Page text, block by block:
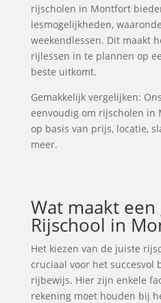
rijscholen in Montfort
lesmogelijkheden,
weekendlessen. Dit maakt
rijlessen in te plannen op
beste uitkomt.
Gemakkelijk vergelijken:
eenvoudig om rijscholen in
op basis van prijs, locatie,
meer.
Wat maakt een
Rijschool in
Het kiezen van de juiste
cruciaal voor het succesvol
rijbewijs. Hier zijn enkele
rekening moet houden bij